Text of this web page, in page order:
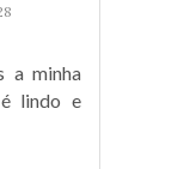
a minha
lindo e